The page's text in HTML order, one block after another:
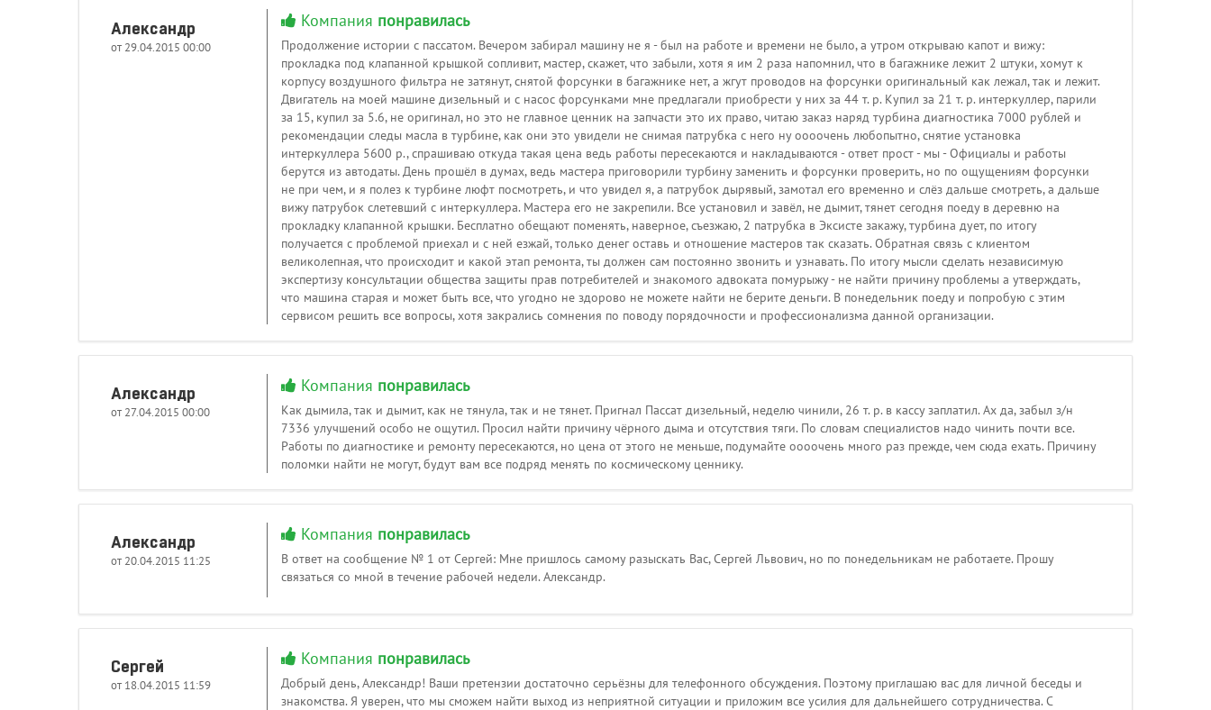
Александр
от 29.04.2015 00:00
Компания понравилась
Продолжение истории с пассатом. Вечером забирал машину не я - был на работе и времени не было, а утром открываю капот и вижу:
прокладка под клапанной крышкой сопливит, мастер, скажет, что забыли, хотя я им 2 раза напомнил, что в багажнике лежит 2 штуки, хомут к
корпусу воздушного фильтра не затянут, снятой форсунки в багажнике нет, а жгут проводов на форсунки оригинальный как лежал, так и лежит.
Двигатель на моей машине дизельный и с насос форсунками мне предлагали приобрести у них за 44 т. р. Купил за 21 т. р. интеркуллер, парили
за 15, купил за 5.6, не оригинал, но это не главное ценник на запчасти это их право, читаю заказ наряд турбина диагностика 7000 рублей и
рекомендации следы масла в турбине, как они это увидели не снимая патрубка с него ну оооочень любопытно, снятие установка
интеркуллера 5600 р., спрашиваю откуда такая цена ведь работы пересекаются и накладываются - ответ прост - мы - Официалы и работы
берутся из автодаты. День прошёл в думах, ведь мастера приговорили турбину заменить и форсунки проверить, но по ощущениям форсунки
не при чем, и я полез к турбине люфт посмотреть, и что увидел я, а патрубок дырявый, замотал его временно и слёз дальше смотреть, а дальше
вижу патрубок слетевший с интеркуллера. Мастера его не закрепили. Все установил и завёл, не дымит, тянет сегодня поеду в деревню на
прокладку клапанной крышки. Бесплатно обещают поменять, наверное, съезжаю, 2 патрубка в Эксисте закажу, турбина дует, по итогу
получается с проблемой приехал и с ней езжай, только денег оставь и отношение мастеров так сказать. Обратная связь с клиентом
великолепная, что происходит и какой этап ремонта, ты должен сам постоянно звонить и узнавать. По итогу мысли сделать независимую
экспертизу консультации общества защиты прав потребителей и знакомого адвоката помурыжу - не найти причину проблемы а утверждать,
что машина старая и может быть все, что угодно не здорово не можете найти не берите деньги. В понедельник поеду и попробую с этим
сервисом решить все вопросы, хотя закрались сомнения по поводу порядочности и профессионализма данной организации.
Александр
от 27.04.2015 00:00
Компания понравилась
Как дымила, так и дымит, как не тянула, так и не тянет. Пригнал Пассат дизельный, неделю чинили, 26 т. р. в кассу заплатил. Ах да, забыл з/н
7336 улучшений особо не ощутил. Просил найти причину чёрного дыма и отсутствия тяги. По словам специалистов надо чинить почти все.
Работы по диагностике и ремонту пересекаются, но цена от этого не меньше, подумайте оооочень много раз прежде, чем сюда ехать. Причину
поломки найти не могут, будут вам все подряд менять по космическому ценнику.
Александр
от 20.04.2015 11:25
Компания понравилась
В ответ на сообщение № 1 от Сергей: Мне пришлось самому разыскать Вас, Сергей Львович, но по понедельникам не работаете. Прошу
связаться со мной в течение рабочей недели. Александр.
Сергей
от 18.04.2015 11:59
Компания понравилась
Добрый день, Александр! Ваши претензии достаточно серьёзны для телефонного обсуждения. Поэтому приглашаю вас для личной беседы и
знакомства. Я уверен, что мы сможем найти выход из неприятной ситуации и приложим все усилия для дальнейшего сотрудничества. С